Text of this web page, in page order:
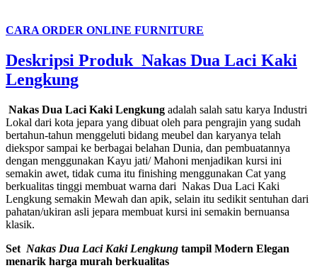
CARA ORDER ONLINE FURNITURE
Deskripsi Produk Nakas Dua Laci Kaki
Lengkung
Nakas Dua Laci Kaki Lengkung adalah salah satu karya Industri
Lokal dari kota jepara yang dibuat oleh para pengrajin yang sudah
bertahun-tahun menggeluti bidang meubel dan karyanya telah
diekspor sampai ke berbagai belahan Dunia, dan pembuatannya
dengan menggunakan Kayu jati/ Mahoni menjadikan kursi ini
semakin awet, tidak cuma itu finishing menggunakan Cat yang
berkualitas tinggi membuat warna dari Nakas Dua Laci Kaki
Lengkung semakin Mewah dan apik, selain itu sedikit sentuhan dari
pahatan/ukiran asli jepara membuat kursi ini semakin bernuansa
klasik.
Set Nakas Dua Laci Kaki Lengkung tampil Modern Elegan
menarik harga murah berkualitas